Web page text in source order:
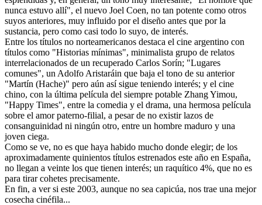
nunca estuvo allí", el nuevo Joel Coen, no tan potente como otros
suyos anteriores, muy influido por el diseño antes que por la
sustancia, pero como casi todo lo suyo, de interés.
Entre los títulos no norteamericanos destaca el cine argentino con
títulos como "Historias mínimas", minimalista grupo de relatos
interrelacionados de un recuperado Carlos Sorín; "Lugares
comunes", un Adolfo Aristaráin que baja el tono de su anterior
"Martín (Hache)" pero aún así sigue teniendo interés; y el cine
chino, con la última película del siempre potable Zhang Yimou,
"Happy Times", entre la comedia y el drama, una hermosa película
sobre el amor paterno-filial, a pesar de no existir lazos de
consanguinidad ni ningún otro, entre un hombre maduro y una
joven ciega.
Como se ve, no es que haya habido mucho donde elegir; de los
aproximadamente quinientos títulos estrenados este año en España,
no llegan a veinte los que tienen interés; un raquítico 4%, que no es
para tirar cohetes precisamente.
En fin, a ver si este 2003, aunque no sea capicúa, nos trae una mejor
cosecha cinéfila...